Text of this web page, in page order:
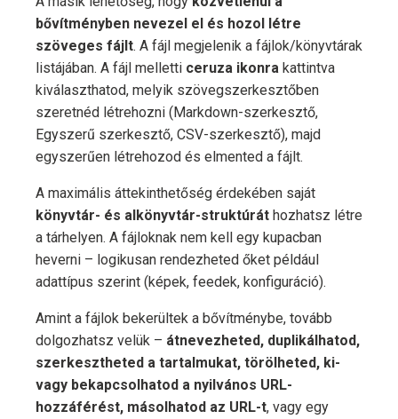
bővítményben nevezel el és hozol létre
szöveges fájlt. A fájl megjelenik a fájlok/könyvtárak
listájában. A fájl melletti ceruza ikonra kattintva
kiválaszthatod, melyik szövegszerkesztőben
szeretnéd létrehozni (Markdown-szerkesztő,
Egyszerű szerkesztő, CSV-szerkesztő), majd
egyszerűen létrehozod és elmented a fájlt.
A maximális áttekinthetőség érdekében saját
könyvtár- és alkönyvtár-struktúrát hozhatsz létre
a tárhelyen. A fájloknak nem kell egy kupacban
heverni – logikusan rendezheted őket például
adattípus szerint (képek, feedek, konfiguráció).
Amint a fájlok bekerültek a bővítménybe, tovább
dolgozhatsz velük – átnevezheted, duplikálhatod,
szerkesztheted a tartalmukat, törölheted, ki-
vagy bekapcsolhatod a nyilvános URL-
hozzáférést, másolhatod az URL-t, vagy egy